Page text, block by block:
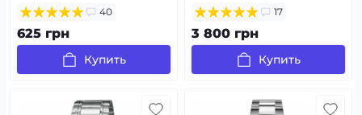
40
625 грн
Купить
17
3 800 грн
Купить